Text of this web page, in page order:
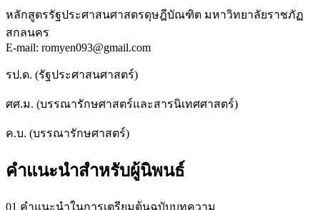
หลักสูตรรัฐประศาสนศาสตรดุษฎีบัณฑิต มหาวิทยาลัยราชภัฏ
สกลนคร
E-mail: romyen093@gmail.com
รป.ด. (รัฐประศาสนศาสตร์)
ศศ.ม. (บรรณารักษศาสตร์และสารนิเทศศาสตร์)
ค.บ. (บรรณารักษศาสตร์)
คำแนะนำสำหรับผู้นิพนธ์
01 คำแนะนำในการเตรียมต้นฉบับบทความ